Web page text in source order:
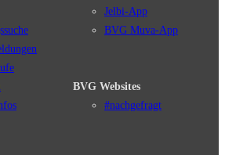
Jelbi-App
BVG Muva-App
BVG Websites
#nachgefragt